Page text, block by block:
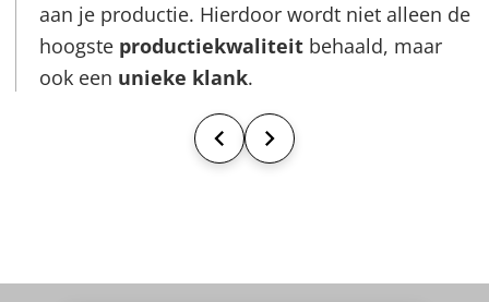
aan je productie. Hierdoor wordt niet alleen de
hoogste productiekwaliteit behaald, maar
ook een unieke klank.